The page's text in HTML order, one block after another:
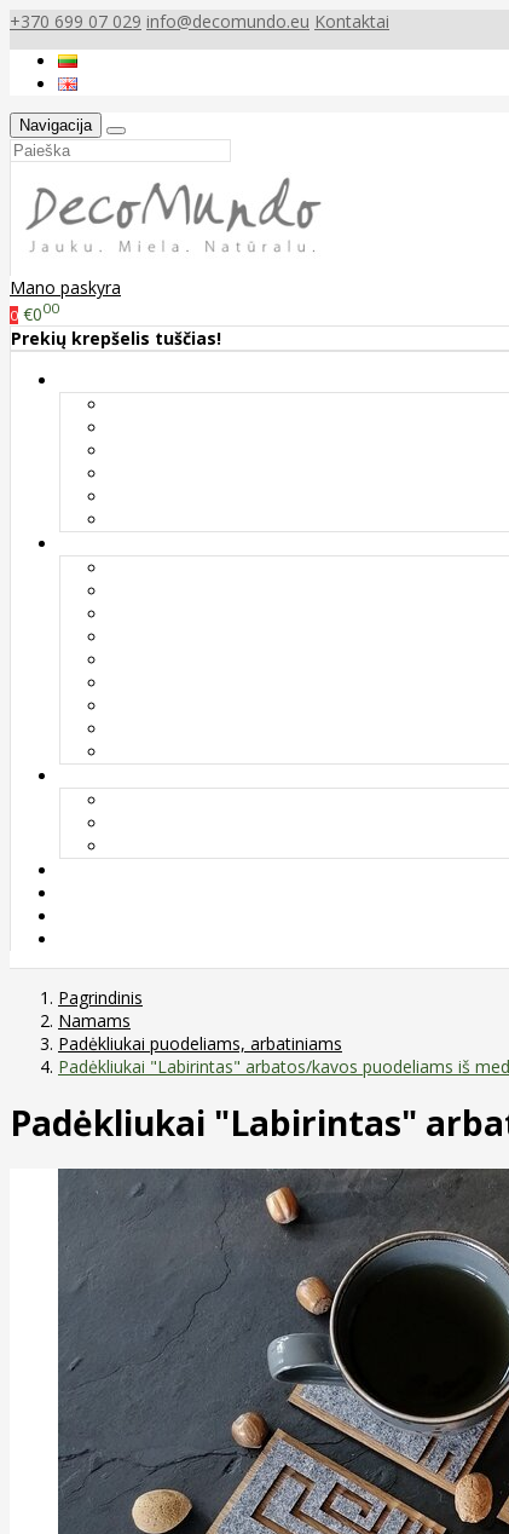
+370 699 07 029 info@decomundo.eu Kontaktai
Navigacija
Mano paskyra
0 €000
Prekių krepšelis tuščias!
Pagrindinis
Namams
Padėkliukai puodeliams, arbatiniams
Padėkliukai "Labirintas" arbatos/kavos puodeliams iš
Padėkliukai "Labirintas"